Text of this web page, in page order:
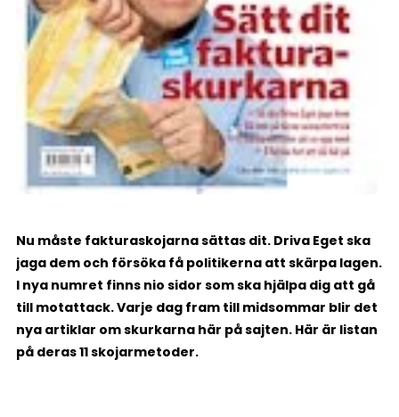
Nu måste fakturaskojarna sättas dit. Driva Eget ska
jaga dem och försöka få politikerna att skärpa lagen.
I nya numret finns nio sidor som ska hjälpa dig att gå
till motattack. Varje dag fram till midsommar blir det
nya artiklar om skurkarna här på sajten. Här är listan
på deras 11 skojarmetoder.